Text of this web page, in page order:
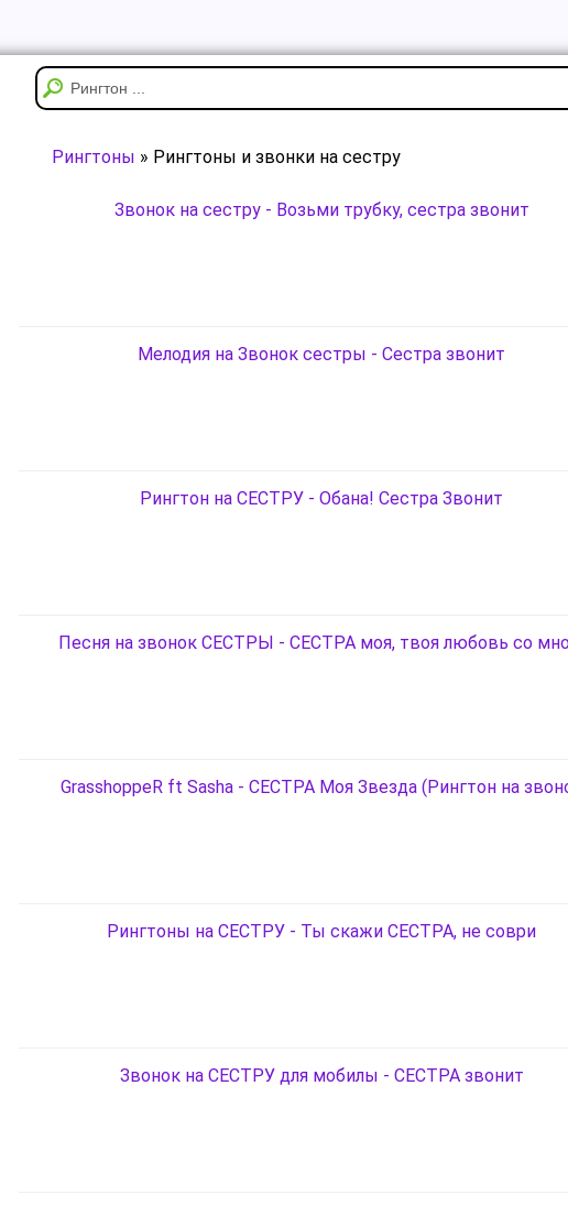
Рингтоны » Рингтоны и звонки на сестру
Звонок на сестру - Возьми трубку, сестра звонит
Мелодия на Звонок сестры - Сестра звонит
Рингтон на СЕСТРУ - Обана! Сестра Звонит
Песня на звонок СЕСТРЫ - СЕСТРА моя, твоя любовь со
GrasshoppeR ft Sasha - СЕСТРА Моя Звезда (Рингтон на
Рингтоны на СЕСТРУ - Ты скажи СЕСТРА, не соври
Звонок на СЕСТРУ для мобилы - СЕСТРА звонит